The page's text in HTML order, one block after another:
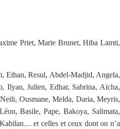
Priet, Marie Brunet, Hiba Lamti,
Ethan, Resul, Abdel-Madjid, Angela,
Ilyan, Julien, Edhar, Sabrina, Aïcha,
Ousmane, Melda, Daria, Meyris,
Basile, Pape, Bakoya, Salimata,
et celles et ceux dont on n’a